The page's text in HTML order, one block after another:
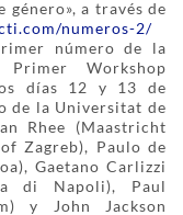
género», a través de
numeros-2/
número de la
Workshop
días 12 y 13 de
de la Universitat de
Rhee (Maastricht
Zagreb), Paulo de
Gaetano Carlizzi
di Napoli), Paul
y John Jackson